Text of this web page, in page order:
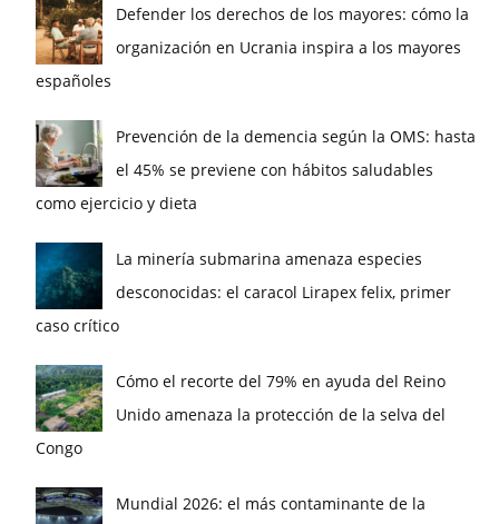
Defender los derechos de los mayores: cómo la
organización en Ucrania inspira a los mayores
españoles
Prevención de la demencia según la OMS: hasta
el 45% se previene con hábitos saludables
como ejercicio y dieta
La minería submarina amenaza especies
desconocidas: el caracol Lirapex felix, primer
caso crítico
Cómo el recorte del 79% en ayuda del Reino
Unido amenaza la protección de la selva del
Congo
Mundial 2026: el más contaminante de la